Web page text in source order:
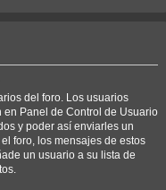
del foro. Los usuarios
en Panel de Control de Usuario
y poder así enviarles un
foro, los mensajes de estos
un usuario a su lista de